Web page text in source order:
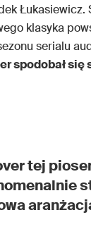
klasyka
serialu
spodobał się
tej